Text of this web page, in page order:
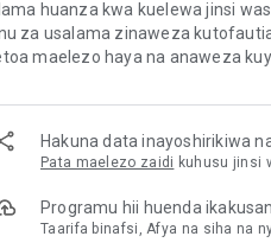
huanza kwa kuelewa jinsi
za usalama zinaweza
maelezo haya na anaweza
Hakuna data inayoshirikiwa
Pata maelezo zaidi kuhusu jinsi
Programu hii huenda
Taarifa binafsi, Afya na siha na